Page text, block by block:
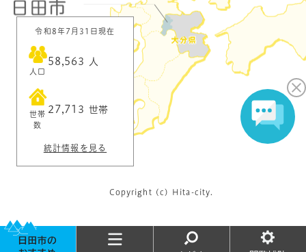
令和8年7月31日現在
人口
58,563 人
世帯
数
27,713 世帯
統計情報を見る
Copyright (c) Hita-city.